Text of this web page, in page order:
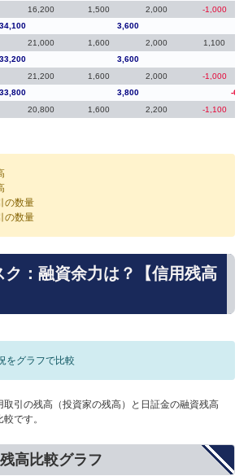
16,200 1,500 2,000 -1,000
34,100 3,600
21,000 1,600 2,000 1,100
33,200 3,600
21,200 1,600 2,000 -1,000
33,800 3,800
-
20,800 1,600 2,200 -1,100
の数量
の数量
ク：融資余力は？【信用残高
をグラフで比較
引の残高（投資家の残高）と日証金の融資残高
です。
高比較グラフ